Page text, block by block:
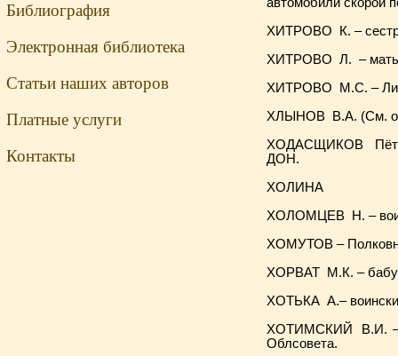
Библиография
Электронная библиотека
Статьи наших авторов
Платные услуги
Контакты
автомобили скорой
ХИТРОВО К. –
ХИТРОВО Л. – мать
ХИТРОВО М.С. –
ХЛЫНОВ В.А. (См.
ХОДАСЩИКОВ Пётр
ДОН.
ХОЛИНА
ХОЛОМЦЕВ Н. –
ХОМУТОВ –
ХОРВАТ М.К. –
ХОТЬКА А.–
ХОТИМСКИЙ В.И. –
Облсовета.